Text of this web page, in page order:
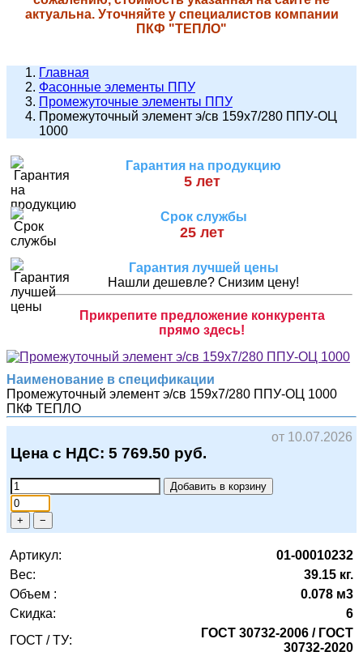
актуальна. Уточняйте у специалистов компании
ПКФ "ТЕПЛО"
Главная
Фасонные элементы ППУ
Промежуточные элементы ППУ
Промежуточный элемент э/св 159х7/280 ППУ-ОЦ
1000
Гарантия на продукцию
5 лет
Срок службы
25 лет
Гарантия лучшей цены
Нашли дешевле? Снизим цену!
Прикрепите предложение конкурента
прямо здесь!
Наименование в спецификации
Промежуточный элемент э/св 159х7/280 ППУ-ОЦ 1000
ПКФ ТЕПЛО
от 10.07.2026
Цена с НДС: 5 769.50 руб.
Добавить в корзину
+ −
Артикул:
01-00010232
Вес:
39.15 кг.
Объем :
0.078 м3
Скидка:
6
ГОСТ / ТУ:
ГОСТ 30732-2006 / ГОСТ
30732-2020